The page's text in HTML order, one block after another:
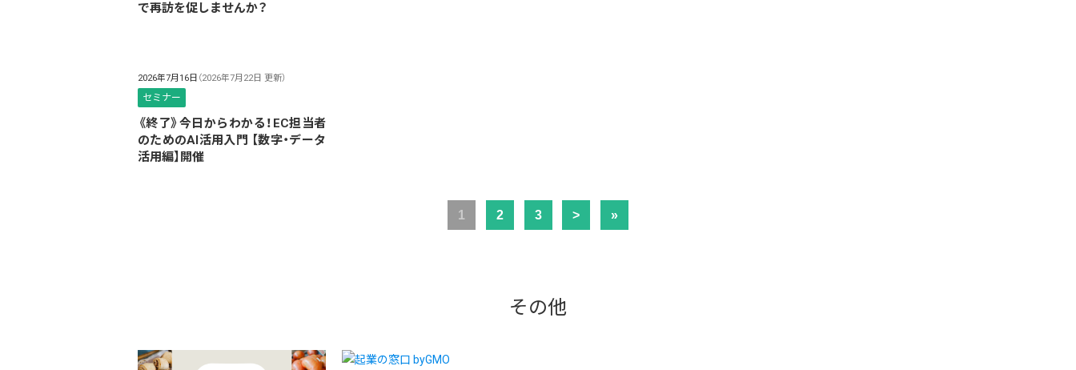
で再訪を促しませんか？
2026年7月16日 （2026年7月22日 更新）
セミナー
《終了》今日からわかる！EC担当者
のためのAI活用入門 【数字・データ
活用編】開催
1 2 3 > »
その他